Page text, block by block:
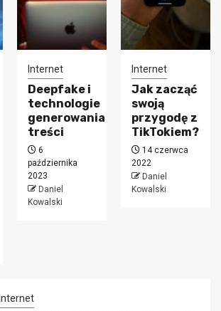
Internet
Deepfake i
technologie
generowania
treści
6
października
2023
Daniel
Kowalski
Internet
Jak zacząć
swoją
przygodę z
TikTokiem?
14 czerwca
2022
Daniel
Kowalski
Internet